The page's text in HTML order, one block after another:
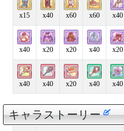
x15 x40 x60 x60 x40
x40 x20 x20 x40 x20
x40 x40 x20 x40 x40
キャラストーリー